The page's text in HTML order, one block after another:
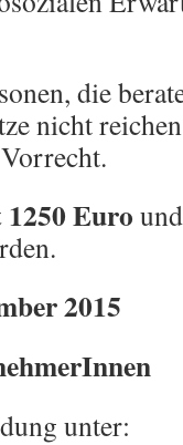
die
nicht
Euro
2015
unter: